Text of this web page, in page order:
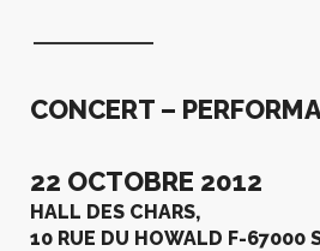
CONCERT –
22 OCTOBRE 2012
HALL DES CHARS,
10 RUE DU HOWALD F-67000